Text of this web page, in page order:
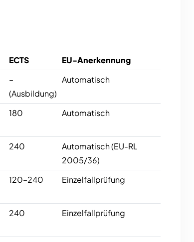
ECTS
EU-Anerkennung
–
(Ausbildung)
Automatisch
180 Automatisch
240
Automatisch (EU-RL
2005/36)
120–240 Einzelfallprüfung
240 Einzelfallprüfung